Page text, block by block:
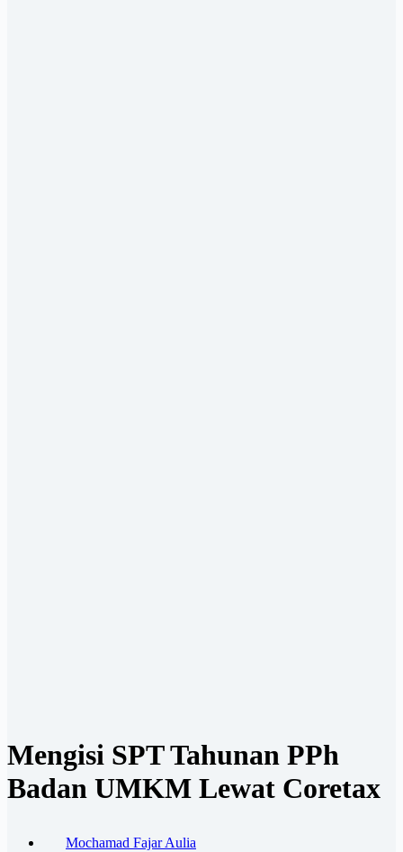
Mengisi SPT Tahunan PPh
Badan UMKM Lewat Coretax
Mochamad Fajar Aulia